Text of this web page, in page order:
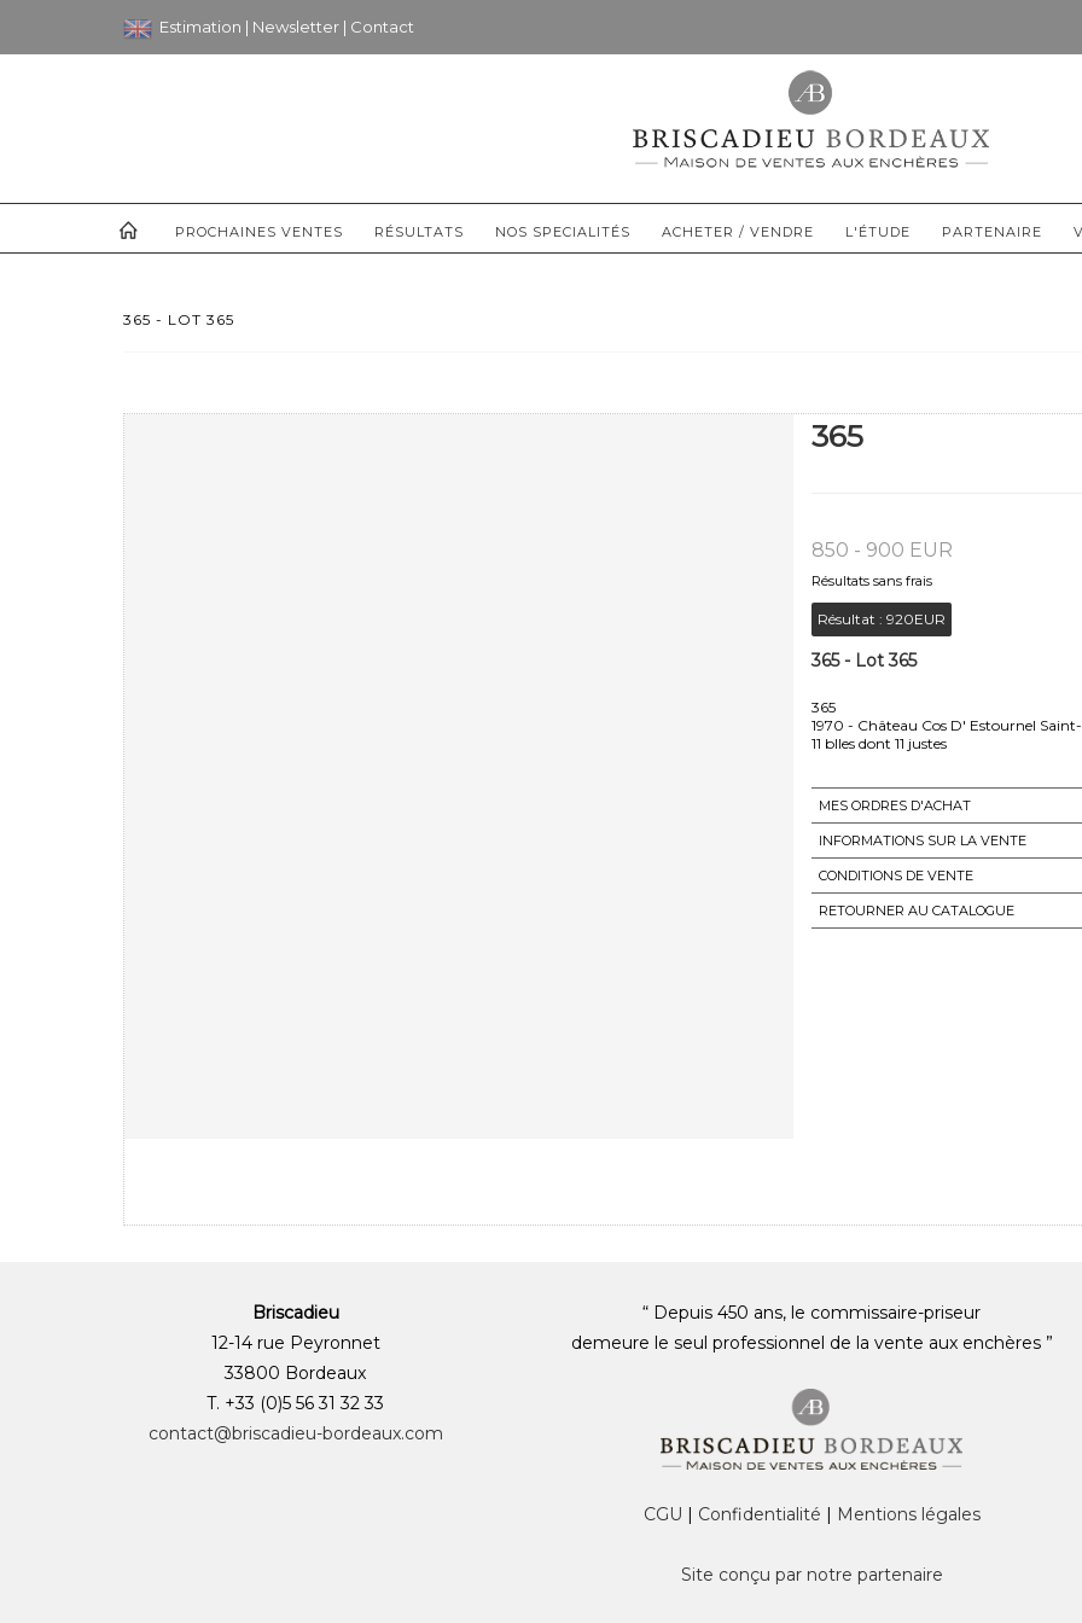
Estimation | Newsletter | Contact
PROCHAINES VENTES RÉSULTATS NOS SPECIALITÉS ACHETER / VENDRE L'ÉTUDE PARTENAIRE
365 - LOT 365
365
850 - 900 EUR
Résultats sans frais
Résultat : 920EUR
365 - Lot 365
365
1970 - Château Cos D' Estournel
MES ORDRES D'ACHAT
INFORMATIONS SUR LA VENTE
CONDITIONS DE VENTE
RETOURNER AU CATALOGUE
Briscadieu
12-14 rue Peyronnet
33800 Bordeaux
T. +33 (0)5 56 31 32 33
contact@briscadieu-bordeaux.com
“ Depuis 450 ans, le commissaire-priseur
demeure le seul professionnel de la vente aux enchères ”
CGU | Confidentialité | Mentions légales
Site conçu par notre partenaire